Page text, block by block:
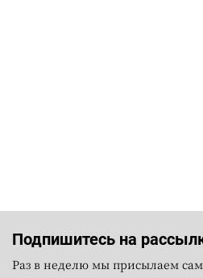
Подпишитесь на
Раз в неделю мы присылаем